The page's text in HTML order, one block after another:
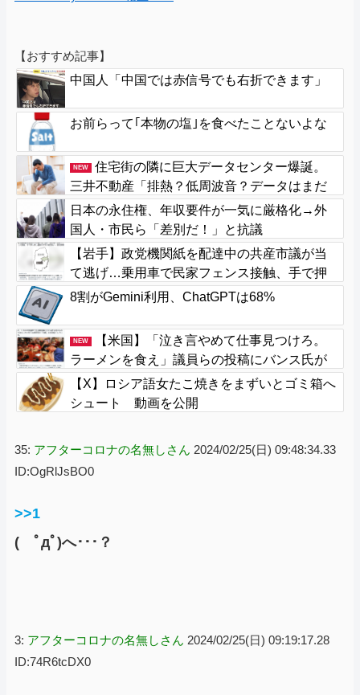
【おすすめ記事】
中国人「中国では赤信号でも右折できます」
お前らって｢本物の塩｣を食べたことないよな
NEW
住宅街の隣に巨大データセンター爆誕。
三井不動産「排熱？低周波音？データはまだ
出せません」住民ブチギレ
日本の永住権、年収要件が一気に厳格化→外
国人・市民ら「差別だ！」と抗議
【岩手】政党機関紙を配達中の共産市議が当
て逃げ…乗用車で民家フェンス接触、手で押
し戻し通報せず次の配達先へ 宮古
8割がGemini利用、ChatGPTは68%
NEW
【米国】「泣き言やめて仕事見つけろ。
ラーメンを食え」議員らの投稿にバンス氏が
猛反発…ブリトーの価格めぐる議論、共和党
の内戦に発展
【X】ロシア語女たこ焼きをまずいとゴミ箱へ
シュート 動画を公開
35: アフターコロナの名無しさん 2024/02/25(日) 09:48:34.33
ID:OgRlJsBO0
>>1
( ﾟдﾟ)へ･･･？
3: アフターコロナの名無しさん 2024/02/25(日) 09:19:17.28
ID:74R6tcDX0